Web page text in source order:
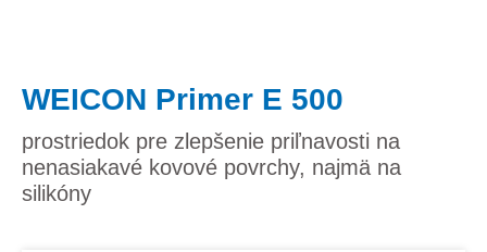
WEICON Primer E 500
prostriedok pre zlepšenie priľnavosti na
nenasiakavé kovové povrchy, najmä na
silikóny